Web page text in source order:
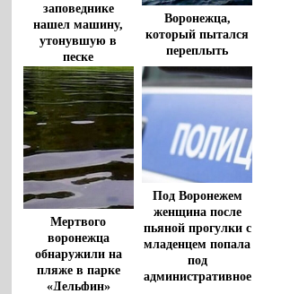
заповеднике
нашел машину,
утонувшую в
песке
Воронежца,
который пытался
переплыть
водохранилище,
спасли очевидцы
Мертвого
воронежца
обнаружили на
пляже в парке
«Дельфин»
Под Воронежем
женщина после
пьяной прогулки с
младенцем попала
под
административное